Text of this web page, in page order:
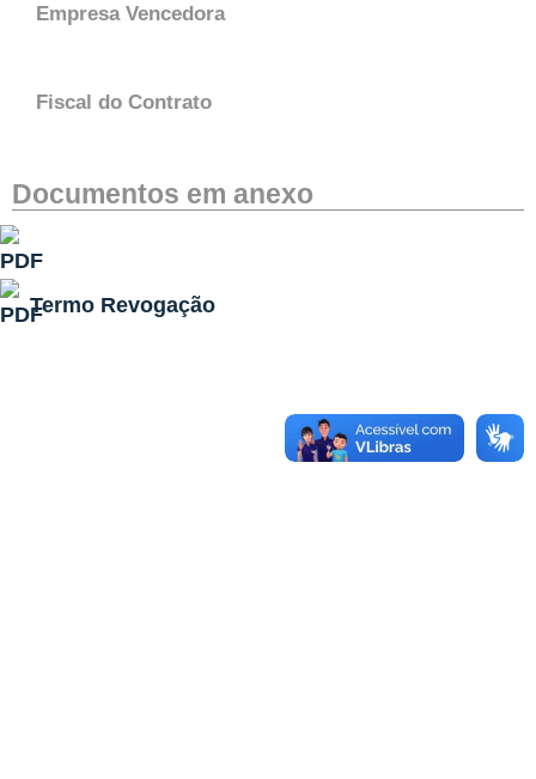
Empresa Vencedora
Fiscal do Contrato
Documentos em anexo
Termo Revogação